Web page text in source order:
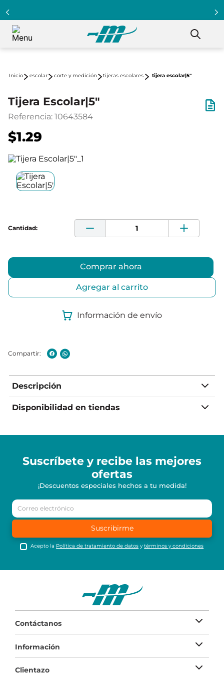
escolar corte y medición tijeras escolares tijera escolar|5"
Tijera Escolar|5"
Referencia: 10643584
$1.29
Comprar ahora
Agregar al carrito
Información de envío
Descripción
Disponibilidad en tiendas
Suscríbete y recibe las mejores
ofertas
¡Descuentos especiales hechos a tu medida!
Suscribirme
Acepto la Política de tratamiento de datos ytérminos y condiciones
Contáctanos
Información
Clientazo